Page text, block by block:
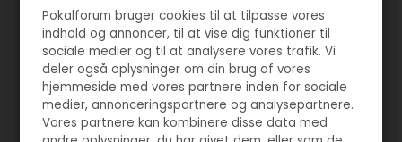
Pokalforum bruger cookies til at tilpasse vores
indhold og annoncer, til at vise dig funktioner til
sociale medier og til at analysere vores trafik. Vi
deler også oplysninger om din brug af vores
hjemmeside med vores partnere inden for sociale
medier, annonceringspartnere og analysepartnere.
Vores partnere kan kombinere disse data med